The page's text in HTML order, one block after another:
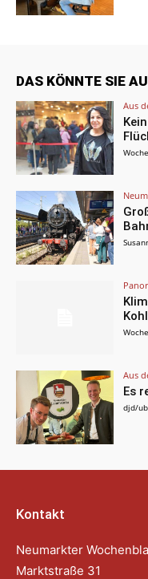
DAS KÖNNTE SIE
Aus
Aus
Es
djd/ub
Kontakt
Neumarkter
Marktstraße 31